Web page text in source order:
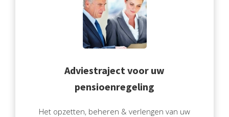
Adviestraject voor uw
pensioenregeling
Het opzetten, beheren & verlengen van uw